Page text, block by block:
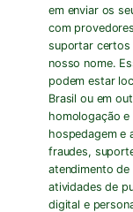
em enviar os
com
suportar certos
nosso nome.
podem estar
Brasil ou em
homologação
hospedagem e
fraudes,
atendimento
atividades de
digital e